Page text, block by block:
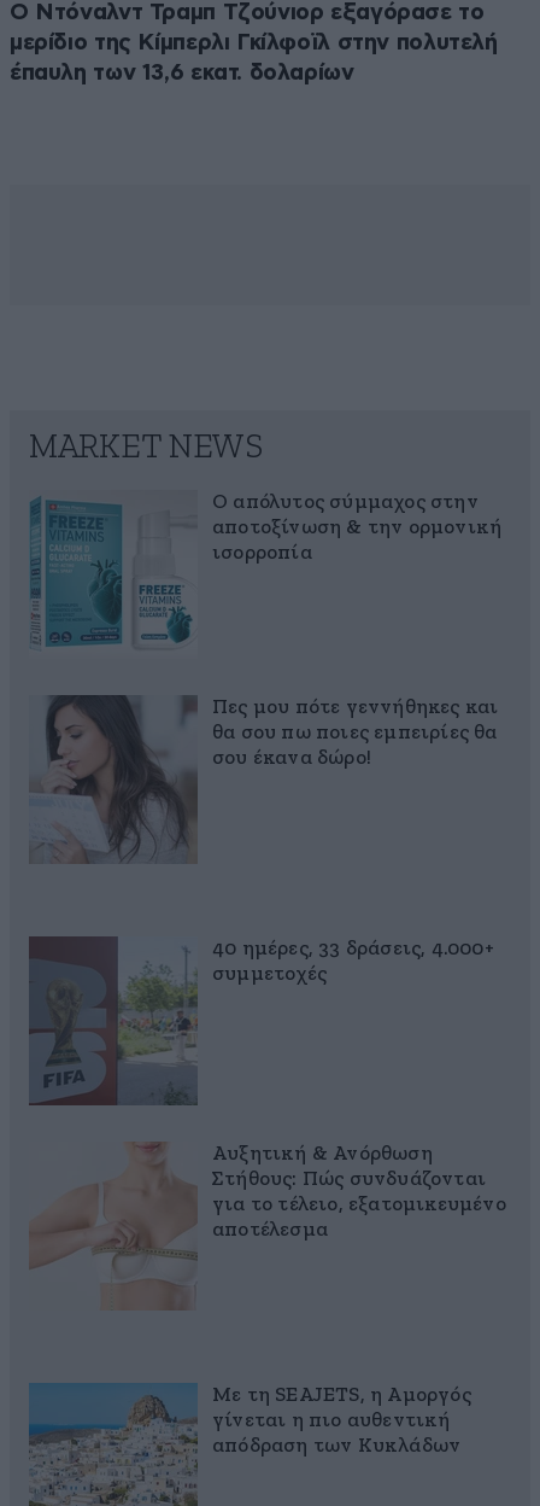
Ο Ντόναλντ Τραμπ Τζούνιορ εξαγόρασε το
μερίδιο της Κίμπερλι Γκίλφοϊλ στην πολυτελή
έπαυλη των 13,6 εκατ. δολαρίων
MARKET NEWS
Ο απόλυτος σύμμαχος στην
αποτοξίνωση & την ορμονική
ισορροπία
Πες μου πότε γεννήθηκες και
θα σου πω ποιες εμπειρίες θα
σου έκανα δώρο!
40 ημέρες, 33 δράσεις, 4.000+
συμμετοχές
Αυξητική & Ανόρθωση
Στήθους: Πώς συνδυάζονται
για το τέλειο, εξατομικευμένο
αποτέλεσμα
Με τη SEAJETS, η Αμοργός
γίνεται η πιο αυθεντική
απόδραση των Κυκλάδων